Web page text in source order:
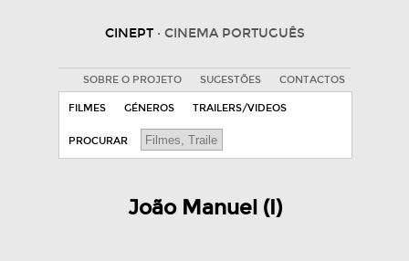
CINEPT · CINEMA PORTUGUÊS
SOBRE O PROJETO SUGESTÕES CONTACTOS
FILMES GÉNEROS TRAILERS/VIDEOS
PROCURAR
João Manuel (I)